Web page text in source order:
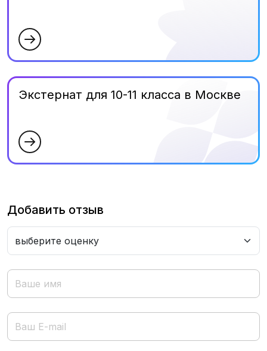
Экстернат для 10-11 класса в Москве
Добавить отзыв